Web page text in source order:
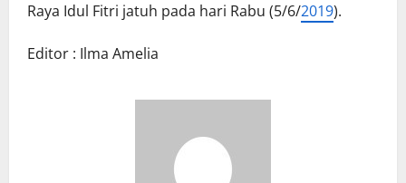
Raya Idul Fitri jatuh pada hari Rabu (5/6/2019).
Editor : Ilma Amelia